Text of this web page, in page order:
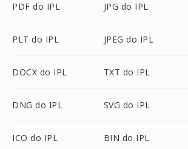
PDF do IPL JPG do IPL
PLT do IPL JPEG do IPL
DOCX do IPL TXT do IPL
DNG do IPL SVG do IPL
ICO do IPL BIN do IPL